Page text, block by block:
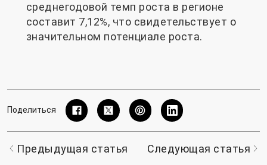
среднегодовой темп роста в регионе
составит 7,12%, что свидетельствует о
значительном потенциале роста.
Поделиться
Предыдущая статья Следующая статья